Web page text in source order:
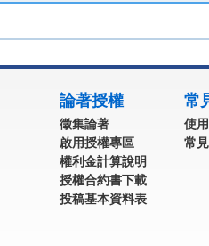
論著授權
徵集論著
啟用授權專區
權利金計算說明
授權合約書下載
投稿基本資料表
常
使
常